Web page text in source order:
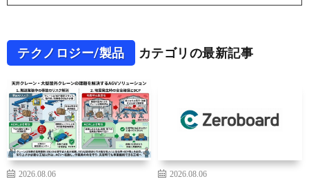
テクノロジー/製品 カテゴリの最新記事
2026.08.06
2026.08.06